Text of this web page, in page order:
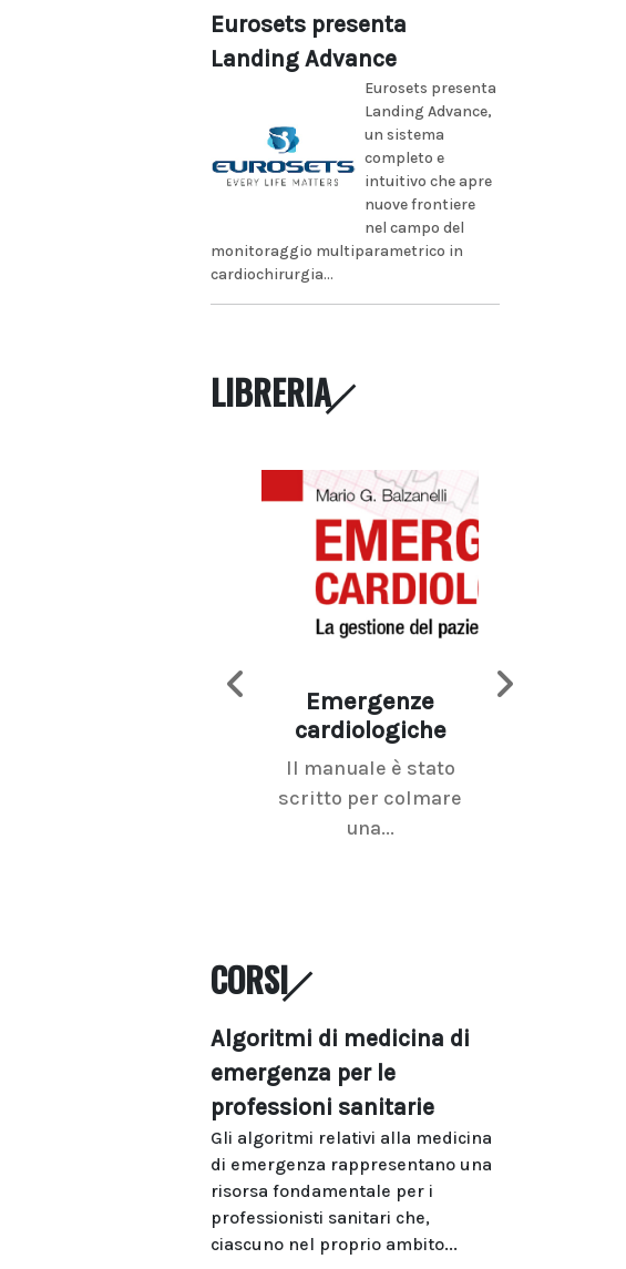
Eurosets presenta
Landing Advance
Eurosets presenta
Landing Advance,
un sistema
completo e
intuitivo che apre
nuove frontiere
nel campo del
monitoraggio multiparametrico in
cardiochirurgia...
LIBRERIA
Emergenze
cardiologiche
Il manuale è stato
scritto per colmare
una...
CORSI
Algoritmi di medicina di
emergenza per le
professioni sanitarie
Gli algoritmi relativi alla medicina
di emergenza rappresentano una
risorsa fondamentale per i
professionisti sanitari che,
ciascuno nel proprio ambito...